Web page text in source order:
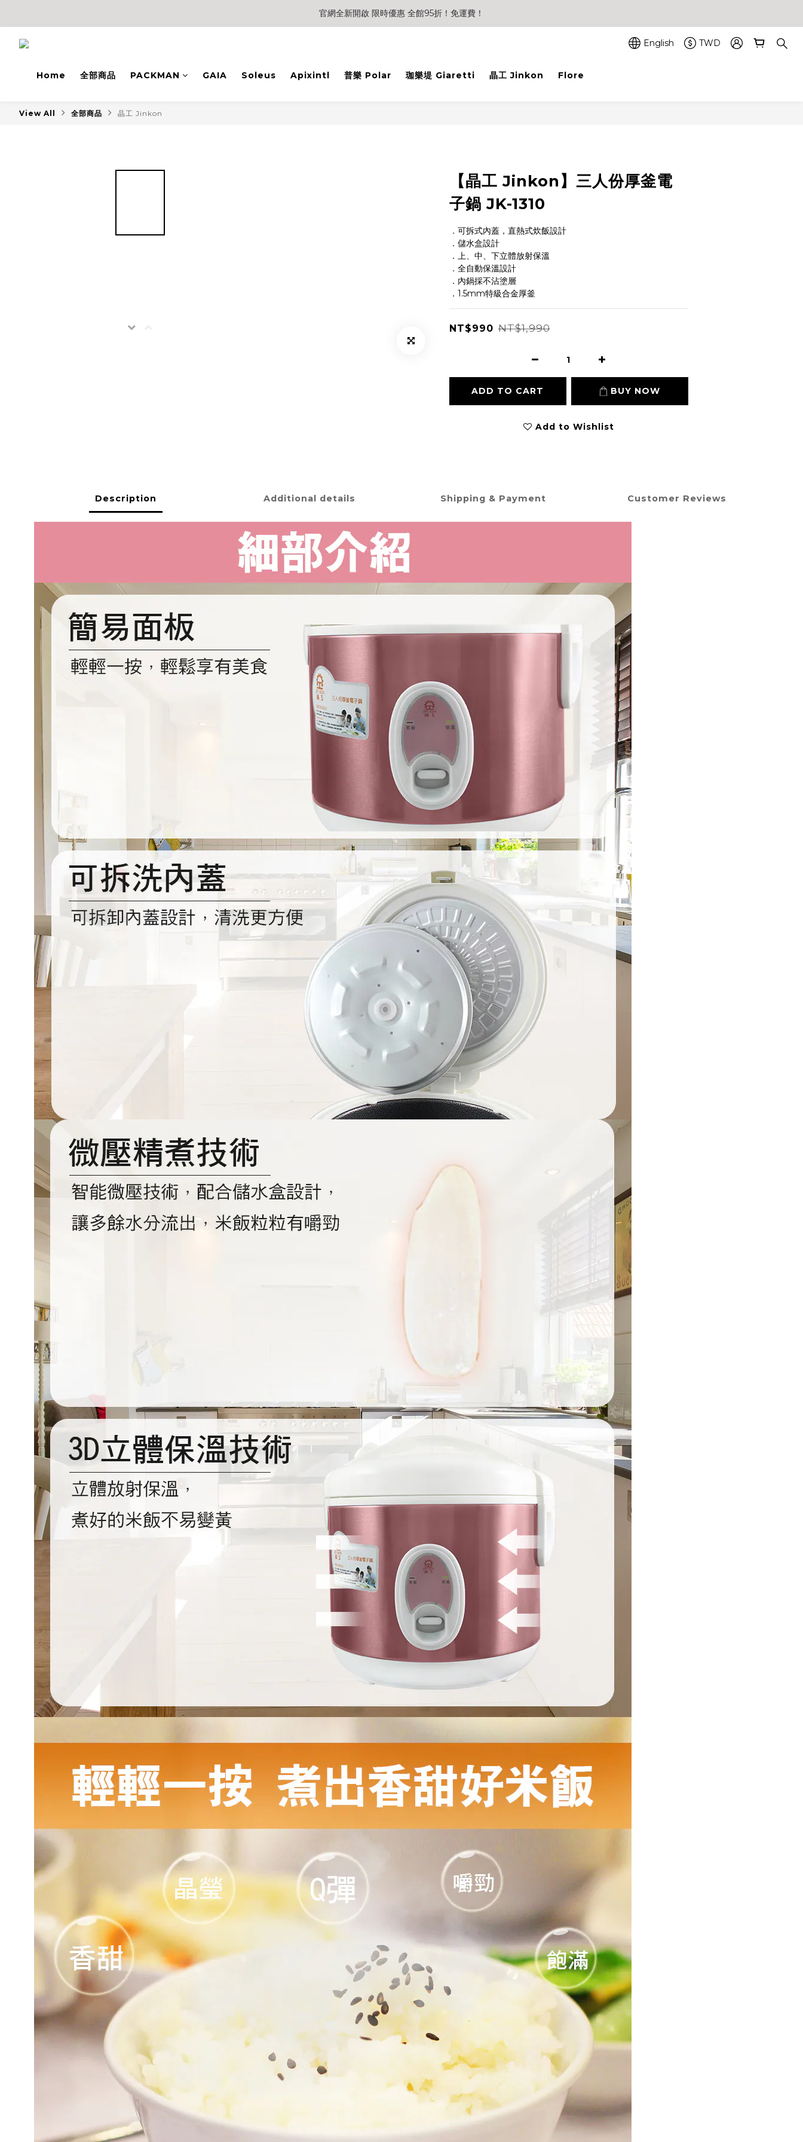
官網全新開啟 限時優惠 全館95折！免運費！
English TWD
Home 全部商品 PACKMAN GAIA Soleus Apixintl 普樂 Polar 珈樂堤 Giaretti 晶工 Jinkon Flore
View All 全部商品 晶工 Jinkon
【晶工 Jinkon】三人份厚釜電
子鍋 JK-1310
．可拆式內蓋，直熱式炊飯設計
．儲水盒設計
．上、中、下立體放射保溫
．全自動保溫設計
．內鍋採不沾塗層
．1.5mm特級合金厚釜
NT$990 NT$1,990
ADD TO CART BUY NOW
Add to Wishlist
Description Additional details Shipping & Payment Customer Reviews